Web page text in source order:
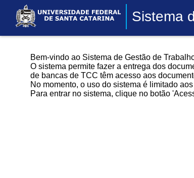
Sistema
Bem-vindo ao Sistema de Gestão de
O sistema permite fazer a entrega dos
de bancas de TCC têm acesso aos
No momento, o uso do sistema é limitado
Para entrar no sistema, clique no botão